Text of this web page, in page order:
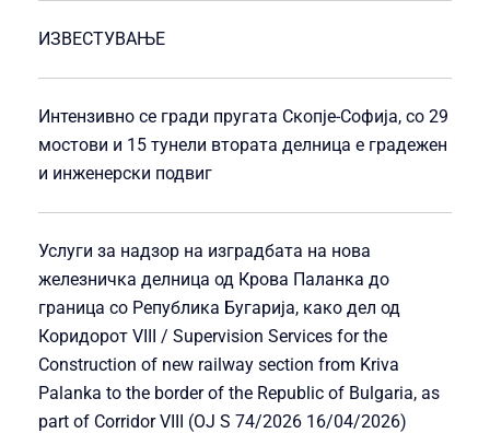
ИЗВЕСТУВАЊЕ
Интензивно се гради пругата Скопје-Софија, со 29
мостови и 15 тунели втората делница е градежен
и инженерски подвиг
Услуги за надзор на изградбата на нова
железничка делница од Крова Паланка до
граница со Република Бугарија, како дел од
Коридорот VIII / Supervision Services for the
Construction of new railway section from Kriva
Palanka to the border of the Republic of Bulgaria, as
part of Corridor VIII (OJ S 74/2026 16/04/2026)